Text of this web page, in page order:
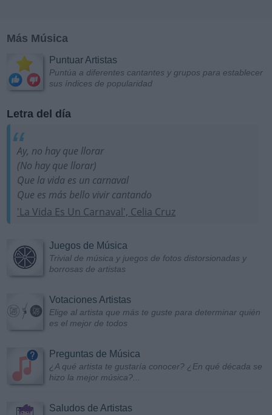
Más Música
Puntuar Artistas
Puntúa a diferentes cantantes y grupos para establecer
sus índices de popularidad
Letra del día
Ay, no hay que llorar
(No hay que llorar)
Que la vida es un carnaval
Que es más bello vivir cantando
'La Vida Es Un Carnaval', Celia Cruz
Juegos de Música
Trivial de música y juegos de fotos distorsionadas y
borrosas de artistas
Votaciones Artistas
Elige al artista que más te guste para determinar quién
es el mejor de todos
Preguntas de Música
¿A qué artista te gustaría conocer? ¿En qué década se
hizo la mejor música?...
Saludos de Artistas